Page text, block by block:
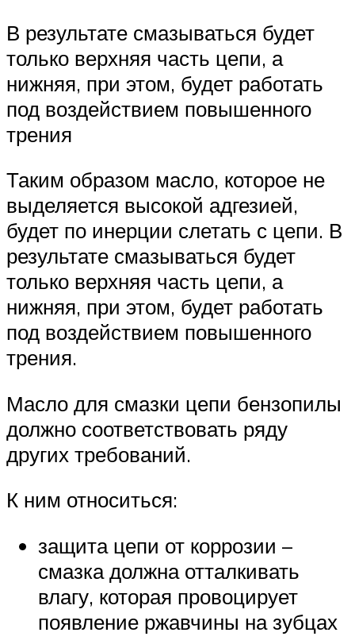
В результате смазываться будет
только верхняя часть цепи, а
нижняя, при этом, будет работать
под воздействием повышенного
трения
Таким образом масло, которое не
выделяется высокой адгезией,
будет по инерции слетать с цепи. В
результате смазываться будет
только верхняя часть цепи, а
нижняя, при этом, будет работать
под воздействием повышенного
трения.
Масло для смазки цепи бензопилы
должно соответствовать ряду
других требований.
К ним относиться:
защита цепи от коррозии –
смазка должна отталкивать
влагу, которая провоцирует
появление ржавчины на зубцах